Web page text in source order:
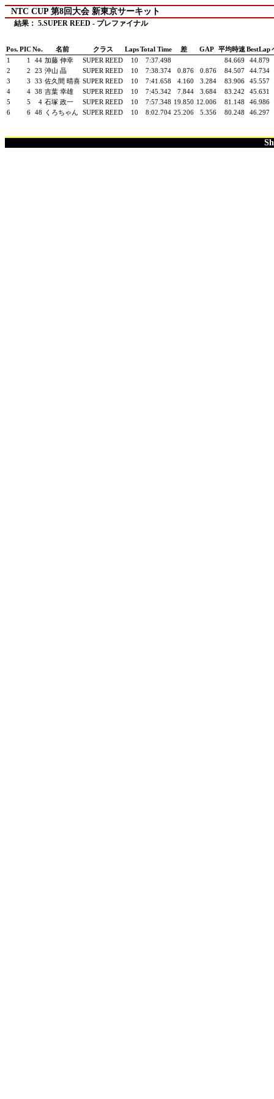
NTC CUP 第8回大会 新東京サーキット
結果： 5.SUPER REED - プレファイナル
Pos.PICNo. 名前 クラス LapsTotal Time 差 GAP 平均時速BestLap
1
1 44 加藤 伸幸 SUPER REED 10 7:37.498 84.669
44.879
2
2 23 沖山 晶 SUPER REED 10 7:38.374 0.876 0.876 84.507
44.734
3
3 33 佐久間 晴喜 SUPER REED 10 7:41.658 4.160 3.284 83.906
45.557
4
4 38 吉葉 幸雄 SUPER REED 10 7:45.342 7.844 3.684 83.242
45.631
5
5 4 石塚 政一 SUPER REED 10 7:57.348 19.850 12.006 81.148
46.986
6
6 48 くろちゃん SUPER REED 10 8:02.704 25.206 5.356 80.248 46.297